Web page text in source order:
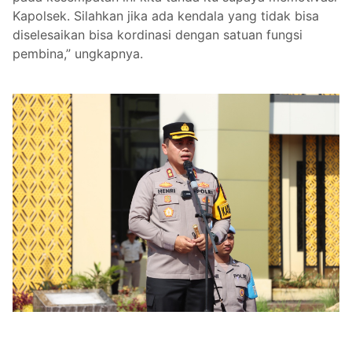
Kapolsek. Silahkan jika ada kendala yang tidak bisa
diselesaikan bisa kordinasi dengan satuan fungsi
pembina,” ungkapnya.